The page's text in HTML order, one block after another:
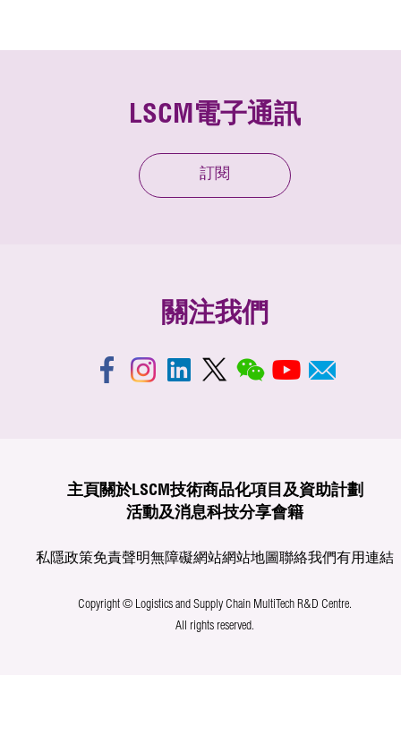
LSCM電子通訊
訂閱
關注我們
主頁 關於LSCM技術商品化項目及資助計劃
活動及消息科技分享會籍
私隱政策免責聲明無障礙網站網站地圖聯絡我們有用連結
Copyright © Logistics and Supply Chain MultiTech R&D Centre.
All rights reserved.